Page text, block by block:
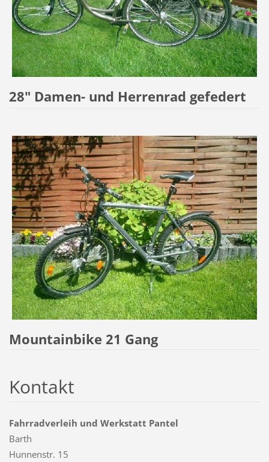
28" Damen- und Herrenrad gefedert
Mountainbike 21 Gang
Kontakt
Fahrradverleih und Werkstatt Pantel
Barth
Hunnenstr. 15